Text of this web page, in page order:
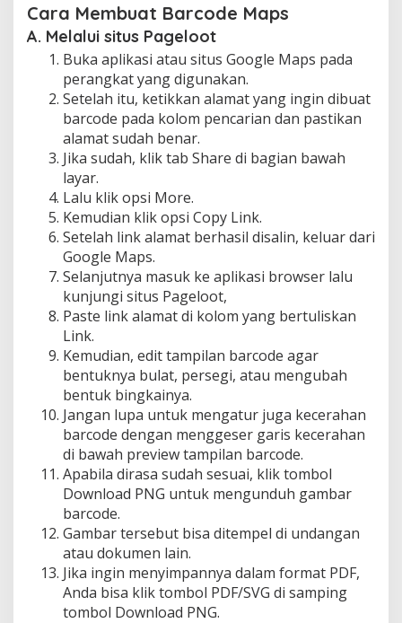
Cara Membuat Barcode Maps
A. Melalui situs Pageloot
Buka aplikasi atau situs Google Maps pada
perangkat yang digunakan.
Setelah itu, ketikkan alamat yang ingin dibuat
barcode pada kolom pencarian dan pastikan
alamat sudah benar.
Jika sudah, klik tab Share di bagian bawah
layar.
Lalu klik opsi More.
Kemudian klik opsi Copy Link.
Setelah link alamat berhasil disalin, keluar dari
Google Maps.
Selanjutnya masuk ke aplikasi browser lalu
kunjungi situs Pageloot,
Paste link alamat di kolom yang bertuliskan
Link.
Kemudian, edit tampilan barcode agar
bentuknya bulat, persegi, atau mengubah
bentuk bingkainya.
Jangan lupa untuk mengatur juga kecerahan
barcode dengan menggeser garis kecerahan
di bawah preview tampilan barcode.
Apabila dirasa sudah sesuai, klik tombol
Download PNG untuk mengunduh gambar
barcode.
Gambar tersebut bisa ditempel di undangan
atau dokumen lain.
Jika ingin menyimpannya dalam format PDF,
Anda bisa klik tombol PDF/SVG di samping
tombol Download PNG.